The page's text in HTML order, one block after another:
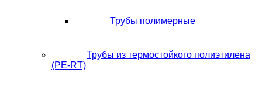
Трубы полимерные
Трубы из термостойкого полиэтилена
(PE-RT)